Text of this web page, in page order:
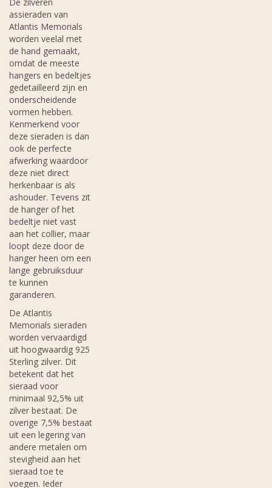
assieraden van
Atlantis Memorials
worden veelal met
de hand gemaakt,
omdat de meeste
hangers en bedeltjes
gedetailleerd zijn en
onderscheidende
vormen hebben.
Kenmerkend voor
deze sieraden is dan
ook de perfecte
afwerking waardoor
deze niet direct
herkenbaar is als
ashouder. Tevens zit
de hanger of het
bedeltje niet vast
aan het collier, maar
loopt deze door de
hanger heen om een
lange gebruiksduur
te kunnen
garanderen.
De Atlantis
Memorials sieraden
worden vervaardigd
uit hoogwaardig 925
Sterling zilver. Dit
betekent dat het
sieraad voor
minimaal 92,5% uit
zilver bestaat. De
overige 7,5% bestaat
uit een legering van
andere metalen om
stevigheid aan het
sieraad toe te
voegen. Ieder